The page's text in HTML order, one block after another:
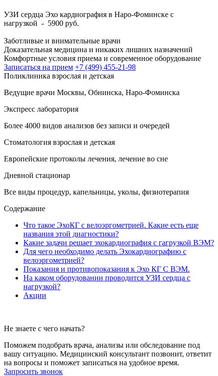
УЗИ сердца Эхо кардиография в Наро-Фоминске с
нагрузкой - 5900 руб.
Заботливые и внимательные врачи
Доказательная медицина и никаких лишних назначений
Комфортные условия приема и современное оборудование
Записаться на прием +7 (499) 455-21-98
Поликлиника взрослая и детская
Ведущие врачи Москвы, Обнинска, Наро-Фоминска
Экспресс лаборатория
Более 4000 видов анализов без записи и очередей
Стоматология взрослая и детская
Европейские протоколы лечения, лечение во сне
Дневной стационар
Все виды процедур, капельницы, уколы, физиотерапия
Содержание
Что такое ЭхоКГ с велоэргометрией. Какие есть еще
названия этой диагностики?
Какие задачи решает эхокардиография с гагрузкой ВЭМ?
Для чего необходимо делать Эхокардиографию с
велоэргометрией?
Показания и противопоказания к Эхо КГ С ВЭМ.
На каком оборудовании проводится УЗИ сердца с
нагрузкой?
Акции
Не знаете с чего начать?
Поможем подобрать врача, анализы или обследование под
вашу ситуацию. Медицинский консультант позвонит, ответит
на вопросы и поможет записаться на удобное время.
Запросить звонок